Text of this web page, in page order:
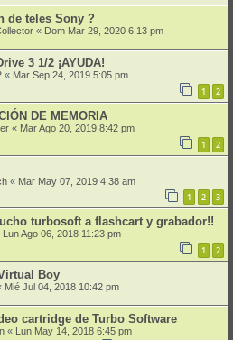
de teles Sony ?
« Dom Mar 29, 2020 6:13 pm
3 1/2 ¡AYUDA!
« Mar Sep 24, 2019 5:05 pm
1 2
DE MEMORIA
« Mar Ago 20, 2019 8:42 pm
1 2
« Mar May 07, 2019 4:38 am
1 2 3
turbosoft a flashcart y grabador!!
Lun Ago 06, 2018 11:23 pm
1 2
Boy
Mié Jul 04, 2018 10:42 pm
cartridge de Turbo Software
« Lun May 14, 2018 6:45 pm